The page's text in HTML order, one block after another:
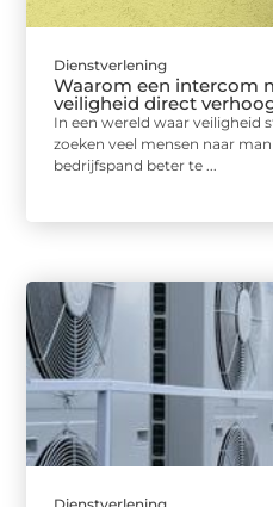
Dienstverlening
Waarom een intercom
veiligheid direct
In een wereld waar veiligheid
zoeken veel mensen naar
bedrijfspand beter te ...